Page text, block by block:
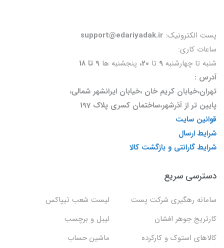
پست الکترونیک:
ساعات کاری:
شنبه تا چهارشنبه 9 تا 20، پنجشنبه ها
آدرس :
تهران،خیابان کریم خان ،خیابان ایرانشهر شمالی،
پایین تر از آذرشهر،ساختمان کسری پلاک 197
قوانین سایت
شرایط ارسال
شرایط گارانتی و بازگشت کالا
دسترسی سریع
سامانه رهگیری شرکت پست
لیست شعب تیپاکس
کارتریج جوهر افشان
لیبل و برچسب
کالاهای استوک و کارکرده
ماشین حساب